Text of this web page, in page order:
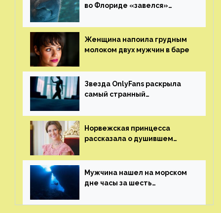
во Флориде «завелся»
Женщина напоила грудным
молоком двух мужчин в баре
Звезда OnlyFans раскрыла
самый странный
от фаната
Норвежская принцесса
рассказала о душившем
генерала
Мужчина нашел на морском
дне часы за шесть
с помощью пластиковых